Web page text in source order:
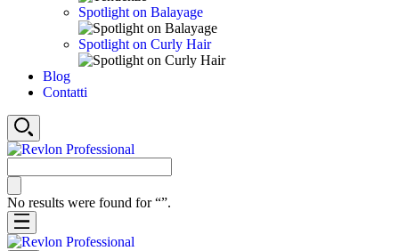
Spotlight on Balayage
Spotlight on Curly Hair
Blog
Contatti
No results were found for “”.